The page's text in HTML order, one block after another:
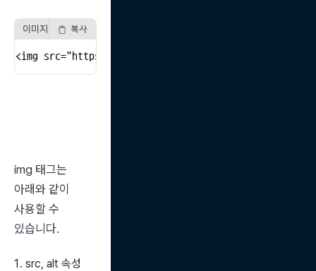
이미지 크기 설정
복사
<img src="https://picsum.photos/300" width="300"
img 태그는
아래와 같이
사용할 수
있습니다.
src, alt 속성